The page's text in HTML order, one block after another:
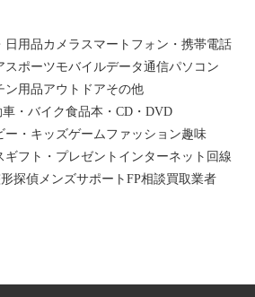
日用品カメラ スマートフォン・携帯電話
スポーツモバイルデータ通信パソコン
ン用品アウトドアその他
車・バイク食品本・CD・DVD
ー・キッズゲームファッション趣味
ギフト・プレゼント インターネット回線
探偵メンズサポート FP相談買取業者